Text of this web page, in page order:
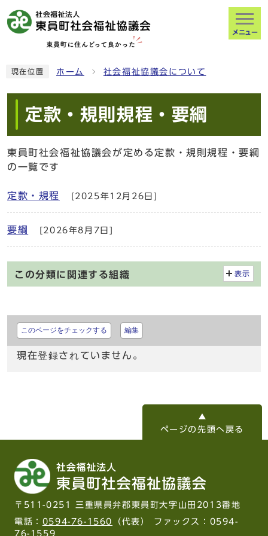
メニュー
現在位置 ホーム 社会福祉協議会について
定款・規則規程・要綱
東員町社会福祉協議会が定める定款・規則規程・要綱
の一覧です
定款・規程 [2025年12月26日]
要綱 [2026年8月7日]
この分類に関連する組織 表示
このページをチェックする 編集
現在登録されていません。
ページの先頭へ戻る
〒511-0251 三重県員弁郡東員町大字山田2013番地
電話： 0594-76-1560
（代表） ファックス：0594-
76-1559